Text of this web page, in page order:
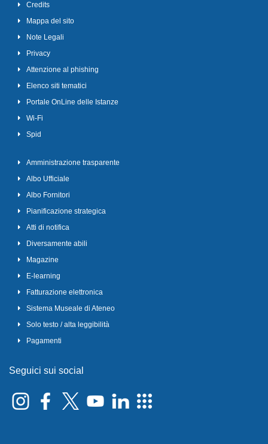
Credits
Mappa del sito
Note Legali
Privacy
Attenzione al phishing
Elenco siti tematici
Portale OnLine delle Istanze
Wi-Fi
Spid
Amministrazione trasparente
Albo Ufficiale
Albo Fornitori
Pianificazione strategica
Atti di notifica
Diversamente abili
Magazine
E-learning
Fatturazione elettronica
Sistema Museale di Ateneo
Solo testo / alta leggibilità
Pagamenti
Seguici sui social